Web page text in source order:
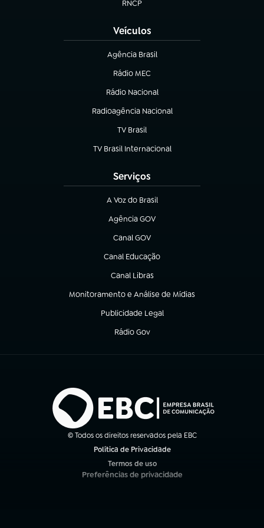
RNCP
(abre em nova aba)
Veículos
Agência Brasil
(abre em nova aba)
Rádio MEC
(abre em nova aba)
Rádio Nacional
Radioagência Nacional
(abre em nova aba)
TV Brasil
(abre em nova aba)
TV Brasil Internacional
(abre em nova aba)
Serviços
A Voz do Brasil
(abre em nova aba)
Agência GOV
(abre em nova aba)
Canal GOV
(abre em nova aba)
Canal Educação
(abre em nova aba)
Canal Libras
(abre em nova aba)
Monitoramento e Análise de Mídias
(abre em nova aba)
Publicidade Legal
(abre em nova aba)
Rádio Gov
(abre em nova aba)
© Todos os direitos reservados pela EBC
Política de Privacidade
Termos de uso
(abre em nova aba)
Preferências de privacidade